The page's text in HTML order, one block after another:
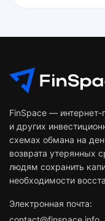
FinSpace —
и других
схемах обмана на
возврата утерянных
людям сохранить
необходимости
Электронная почта: